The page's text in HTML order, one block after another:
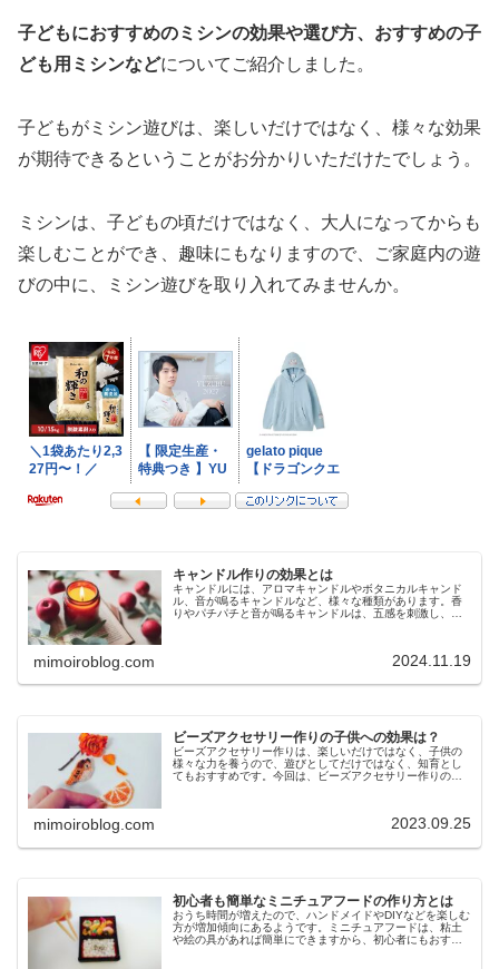
子どもにおすすめのミシンの効果や選び方、おすすめの子
ども用ミシンなどについてご紹介しました。
子どもがミシン遊びは、楽しいだけではなく、様々な効果
が期待できるということがお分かりいただけたでしょう。
ミシンは、子どもの頃だけではなく、大人になってからも
楽しむことができ、趣味にもなりますので、ご家庭内の遊
びの中に、ミシン遊びを取り入れてみませんか。
キャンドル作りの効果とは
キャンドルには、アロマキャンドルやボタニカルキャンド
ル、音が鳴るキャンドルなど、様々な種類があります。香
りやパチパチと音が鳴るキャンドルは、五感を刺激し、リ
mimoiroblog.com 2024.11.19
ビーズアクセサリー作りの子供への効果は？
ビーズアクセサリー作りは、楽しいだけではなく、子供の
様々な力を養うので、遊びとしてだけではなく、知育とし
てもおすすめです。今回は、ビーズアクセサリー作りの子
mimoiroblog.com 2023.09.25
初心者も簡単なミニチュアフードの作り方とは
おうち時間が増えたので、ハンドメイドやDIYなどを楽しむ
方が増加傾向にあるようです。ミニチュアフードは、粘土
や絵の具があれば簡単にできますから、初心者にもおすす